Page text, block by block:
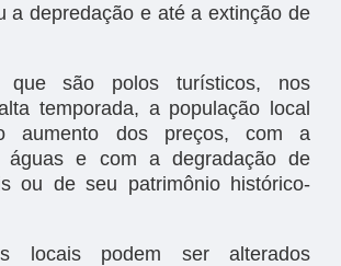
a depredação e até a extinção de
que são polos turísticos, nos
temporada, a população local
aumento dos preços, com a
águas e com a degradação de
ou de seu patrimônio histórico-
locais podem ser alterados